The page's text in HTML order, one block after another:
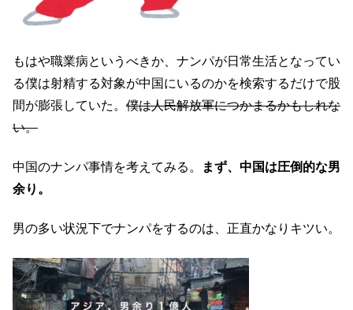
もはや職業病というべきか、ナンパが日常生活となってい
る僕は射精する対象が中国にいるのかを検索するだけで股
間が膨張していた。 僕は人民解放軍につかまるかもしれな
い。
中国のナンパ事情を考えてみる。
まず、中国は圧倒的な男
余り。
男の多い状況下でナンパをするのは、正直かなりキツい。